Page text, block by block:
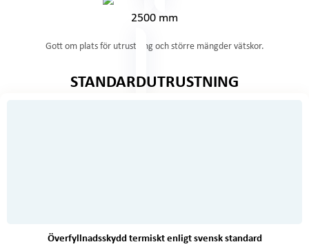
2500 mm
Gott om plats för utrustning och större mängder vätskor.
STANDARDUTRUSTNING
Överfyllnadsskydd termiskt enligt svensk standard